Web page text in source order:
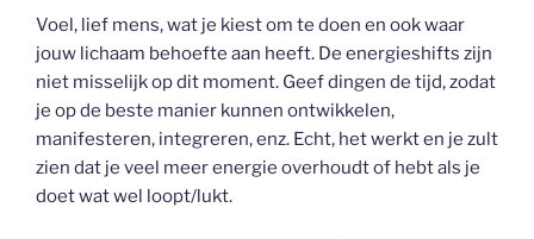
Voel, lief mens, wat je kiest om te doen en ook waar
jouw lichaam behoefte aan heeft. De energieshifts zijn
niet misselijk op dit moment. Geef dingen de tijd, zodat
je op de beste manier kunnen ontwikkelen,
manifesteren, integreren, enz. Echt, het werkt en je zult
zien dat je veel meer energie overhoudt of hebt als je
doet wat wel loopt/lukt.